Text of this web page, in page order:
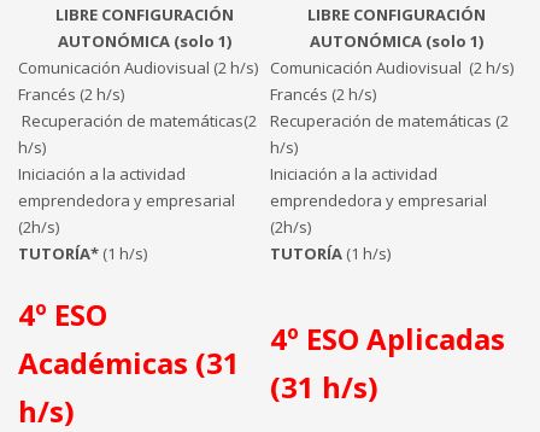
LIBRE CONFIGURACIÓN
AUTONÓMICA (solo 1)
LIBRE CONFIGURACIÓN
AUTONÓMICA (solo 1)
Comunicación Audiovisual (2 h/s)
Comunicación Audiovisual (2 h/s)
Francés (2 h/s)
Francés (2 h/s)
Recuperación de matemáticas(2
h/s)
Recuperación de matemáticas (2
h/s)
Iniciación a la actividad
emprendedora y empresarial
(2h/s)
Iniciación a la actividad
emprendedora y empresarial
(2h/s)
TUTORÍA* (1 h/s) TUTORÍA (1 h/s)
4º ESO
Académicas (31
h/s)
4º ESO Aplicadas
(31 h/s)